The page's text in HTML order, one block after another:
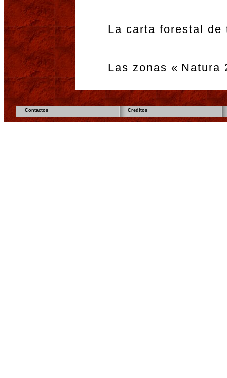
La carta forestal de
Las zonas « Natura
Contactos Creditos